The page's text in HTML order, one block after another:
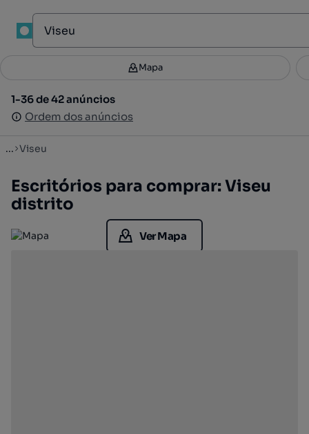
Filtros 3
1-36 de 42 anúncios
Ordem dos anúncios
Mapa
1-36 de 42 anúncios
Ordem dos anúncios
... Viseu
Escritórios para comprar: Viseu
distrito
Ver Mapa